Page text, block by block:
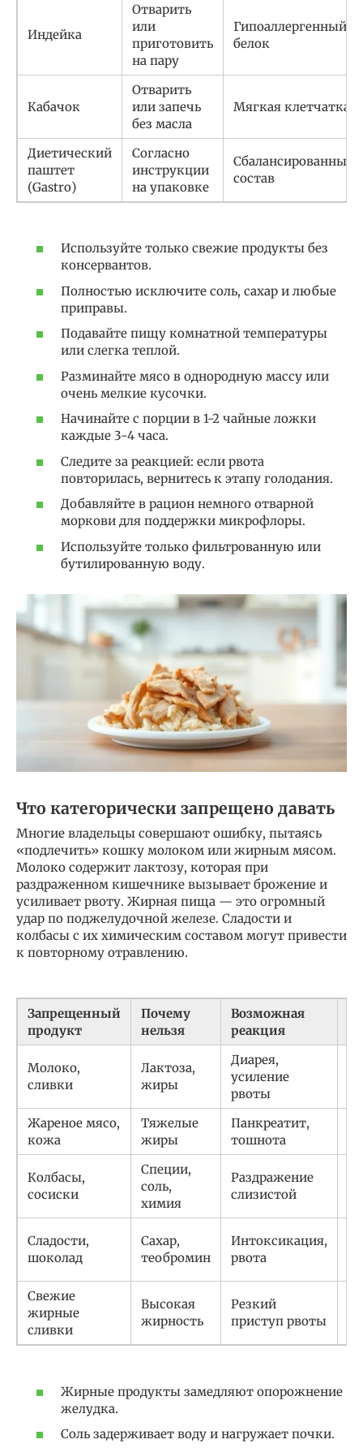
Индейка
Отварить
или
приготовить
на пару
Гипоаллергенный
белок
Кабачок
Отварить
или запечь
без масла
Мягкая клетчатка
Диетический
паштет
(Gastro)
Согласно
инструкции
на упаковке
Сбалансированный
состав
Используйте только свежие продукты без
консервантов.
Полностью исключите соль, сахар и любые
приправы.
Подавайте пищу комнатной температуры
или слегка теплой.
Разминайте мясо в однородную массу или
очень мелкие кусочки.
Начинайте с порции в 1-2 чайные ложки
каждые 3-4 часа.
Следите за реакцией: если рвота
повторилась, вернитесь к этапу голодания.
Добавляйте в рацион немного отварной
моркови для поддержки микрофлоры.
Используйте только фильтрованную или
бутилированную воду.
Что категорически запрещено давать
Многие владельцы совершают ошибку, пытаясь
«подлечить» кошку молоком или жирным мясом.
Молоко содержит лактозу, которая при
раздраженном кишечнике вызывает брожение и
усиливает рвоту. Жирная пища — это огромный
удар по поджелудочной железе. Сладости и
колбасы с их химическим составом могут привести
к повторному отравлению.
Запрещенный
продукт
Почему
нельзя
Возможная
реакция
Молоко,
сливки
Лактоза,
жиры
Диарея,
усиление
рвоты
Жареное мясо,
кожа
Тяжелые
жиры
Панкреатит,
тошнота
Колбасы,
сосиски
Специи,
соль,
химия
Раздражение
слизистой
Сладости,
шоколад
Сахар,
теобромин
Интоксикация,
рвота
Свежие
жирные
сливки
Высокая
жирность
Резкий
приступ рвоты
Жирные продукты замедляют опорожнение
желудка.
Соль задерживает воду и нагружает почки.